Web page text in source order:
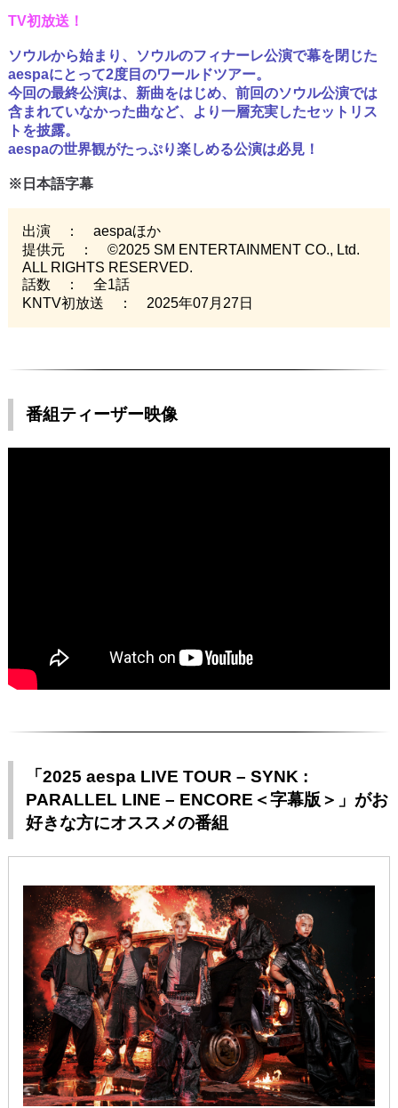
TV初放送！
ソウルから始まり、ソウルのフィナーレ公演で幕を閉じた
aespaにとって2度目のワールドツアー。
今回の最終公演は、新曲をはじめ、前回のソウル公演では
含まれていなかった曲など、より一層充実したセットリス
トを披露。
aespaの世界観がたっぷり楽しめる公演は必見！
※日本語字幕
出演 ： aespaほか
提供元 ： ©2025 SM ENTERTAINMENT CO., Ltd.
ALL RIGHTS RESERVED.
話数 ： 全1話
KNTV初放送 ： 2025年07月27日
番組ティーザー映像
「2025 aespa LIVE TOUR – SYNK :
PARALLEL LINE – ENCORE＜字幕版＞」がお
好きな方にオススメの番組